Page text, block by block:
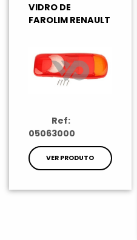
VIDRO DE
FAROLIM RENAULT
Ref:
05063000
VER PRODUTO